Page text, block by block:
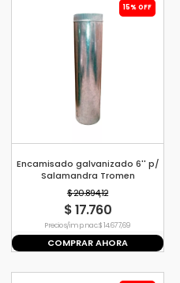
15% OFF
Encamisado galvanizado 6'' p/
Salamandra Tromen
$ 20.894,12
$ 17.760
Precio s/imp. nac. $ 14.677,69
COMPRAR AHORA